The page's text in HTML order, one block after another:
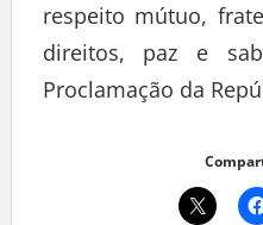
respeito mútuo,
direitos, paz e
Proclamação da